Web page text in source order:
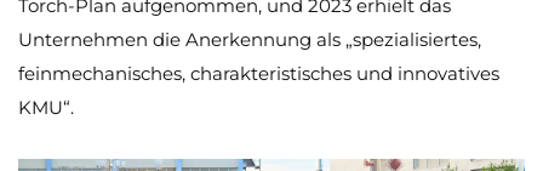
Torch-Plan aufgenommen, und 2023 erhielt das
Unternehmen die Anerkennung als „spezialisiertes,
feinmechanisches, charakteristisches und innovatives
KMU“.